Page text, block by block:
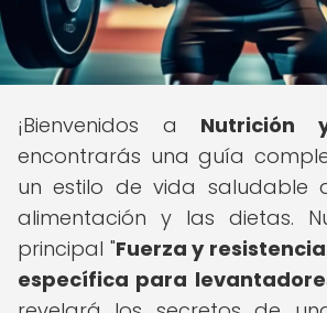
¡Bienvenidos a Nutrición
encontrarás una guía
un estilo de vida saludable
alimentación y las dietas.
principal "Fuerza y
específica para